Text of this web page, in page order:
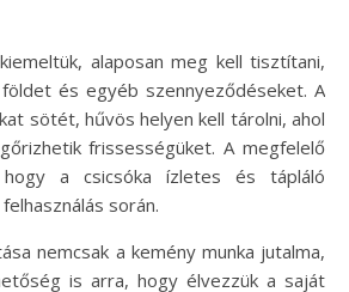
alaposan meg kell tisztítani,
és egyéb szennyeződéseket. A
sötét, hűvös helyen kell tárolni, ahol
frissességüket. A megfelelő
a csicsóka ízletes és tápláló
során.
nemcsak a kemény munka jutalma,
is arra, hogy élvezzük a saját